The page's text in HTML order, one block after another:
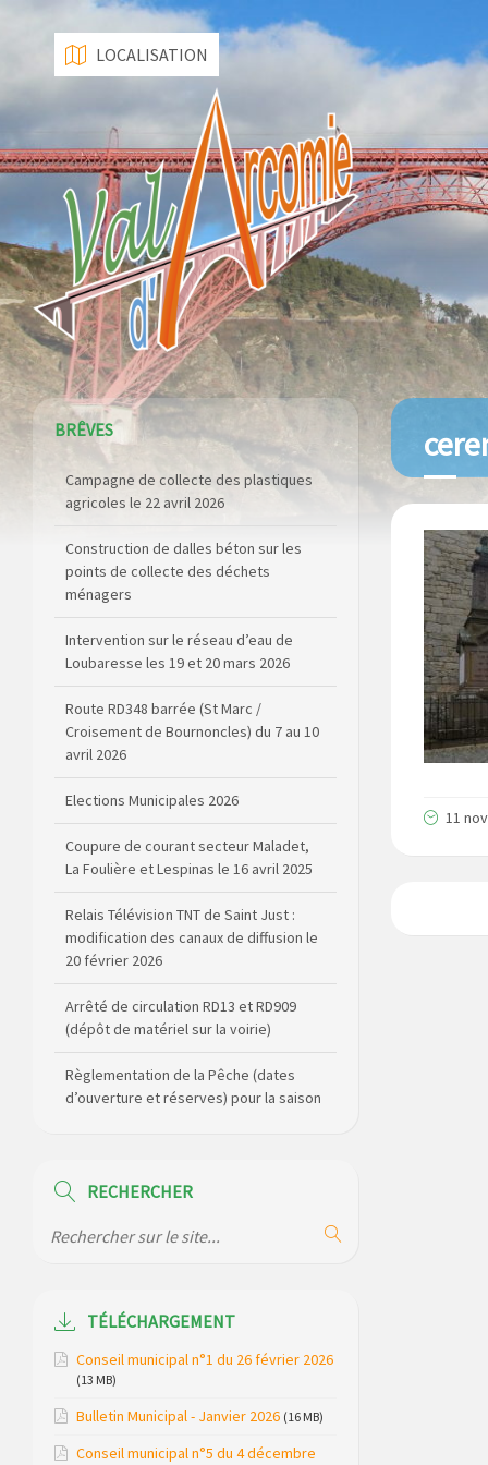
LOCALISATION
11
BRÊVES
Campagne de collecte des plastiques
agricoles le 22 avril 2026
Construction de dalles béton sur les
points de collecte des déchets
ménagers
Intervention sur le réseau d’eau de
Loubaresse les 19 et 20 mars 2026
Route RD348 barrée (St Marc /
Croisement de Bournoncles) du 7 au 10
avril 2026
Elections Municipales 2026
Coupure de courant secteur Maladet,
La Foulière et Lespinas le 16 avril 2025
Relais Télévision TNT de Saint Just :
modification des canaux de diffusion le
20 février 2026
Arrêté de circulation RD13 et RD909
(dépôt de matériel sur la voirie)
Règlementation de la Pêche (dates
d’ouverture et réserves) pour la saison
Communauté Janvier à Juin
Modification des horaires (et lieux) pour
les permanences de la gendarmerie
Maison des services de Ruynes en
RECHERCHER
TÉLÉCHARGEMENT
Conseil municipal n°1 du 26 février 2026
(13 MB)
Bulletin Municipal - Janvier 2026 (16 MB)
Conseil municipal n°5 du 4 décembre